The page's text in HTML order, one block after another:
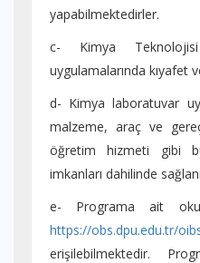
yapabilmektedirler.
c- Kimya Teknolojisi
uygulamalarında kıyafet
d- Kimya laboratuvar
malzeme, araç ve
öğretim hizmeti gibi
imkanları dahilinde
e- Programa ait
https://obs.dpu.edu.tr/
erişilebilmektedir.